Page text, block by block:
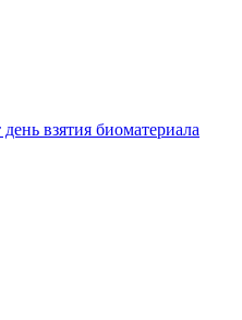
взятия биоматериала